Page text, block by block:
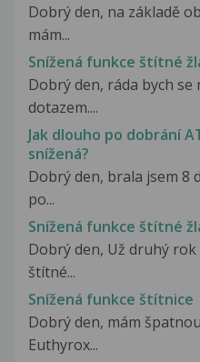
Dobrý den, na základě
mám...
Snížená funkce štítné
Dobrý den, ráda bych se
dotazem....
Jak dlouho po dobrání
snížená?
Dobrý den, brala jsem 8
po...
Snížená funkce štítné
Dobrý den, Už druhý
štítné...
Snížená funkce štítnice
Dobrý den, mám
Euthyrox...